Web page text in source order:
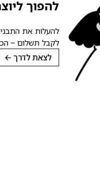
להפוך
לקבל תשלום –
לצאת לדרך →